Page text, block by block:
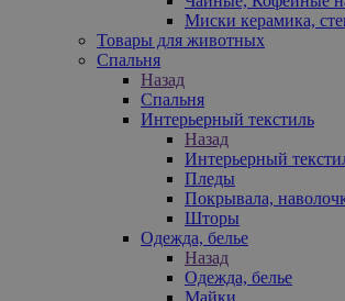
Миски керамика,
Товары для животных
Спальня
Назад
Спальня
Интерьерный текстиль
Назад
Интерьерный
Пледы
Покрывала,
Шторы
Одежда, белье
Назад
Одежда, белье
Майки